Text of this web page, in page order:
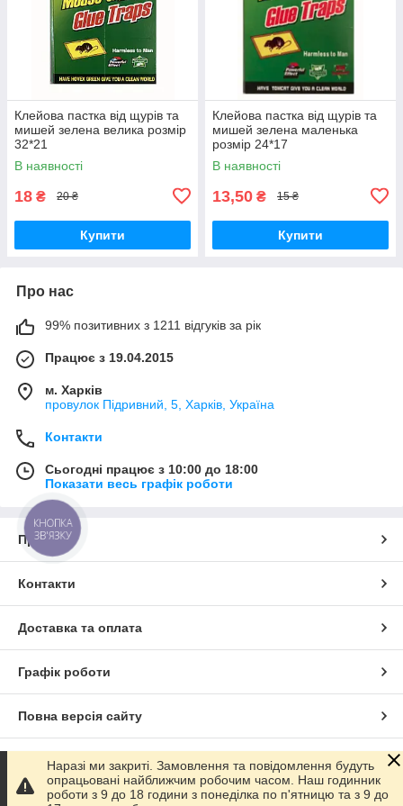
Клейова пастка від щурів та
мишей зелена велика розмір
32*21
В наявності
18 ₴ 20 ₴
Купити
Клейова пастка від щурів та
мишей зелена маленька
розмір 24*17
В наявності
13,50 ₴ 15 ₴
Купити
Про нас
99% позитивних з 1211 відгуків за рік
Працює з 19.04.2015
м. Харків
провулок Підривний, 5, Харків, Україна
Контакти
Сьогодні працює з 10:00 до 18:00
Показати весь графік роботи
Про нас
Контакти
Доставка та оплата
Графік роботи
Повна версія сайту
Сайт створено на маркетплейсі Prom.ua
Наразі ми закриті. Замовлення та повідомлення будуть
опрацьовані найближчим робочим часом. Наш годинник
роботи з 9 до 18 години з понеділка по п'ятницю та з 9 до
КНОПКА
ЗВ'ЯЗКУ